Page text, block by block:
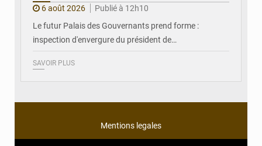
6 août 2026
Publié à 12h10
Le futur Palais des Gouvernants prend forme :
inspection d'envergure du président de…
SAVOIR PLUS
Mentions legales